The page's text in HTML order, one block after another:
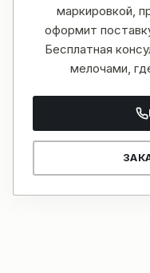
маркировкой,
оформит
Бесплатная
мелочами,